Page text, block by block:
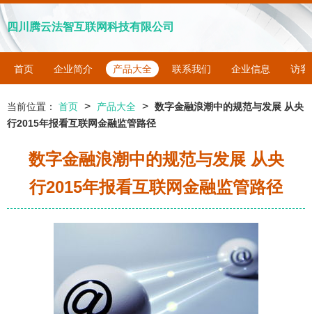
四川腾云法智互联网科技有限公司
首页 企业简介 产品大全 联系我们 企业信息 访客
当前位置： 首页 > 产品大全 > 数字金融浪潮中的规范与发展 从央
行2015年报看互联网金融监管路径
数字金融浪潮中的规范与发展 从央
行2015年报看互联网金融监管路径